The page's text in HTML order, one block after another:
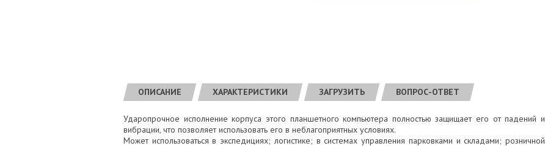
ОПИСАНИЕ ХАРАКТЕРИСТИКИ ЗАГРУЗИТЬ ВОПРОС-ОТВЕТ
Ударопрочное исполнение корпуса этого планшетного компьютера полностью защищает его от падений и
вибрации, что позволяет использовать его в неблагоприятных условиях.
Может использоваться в экспедициях; логистике; в системах управления парковками и складами; розничной